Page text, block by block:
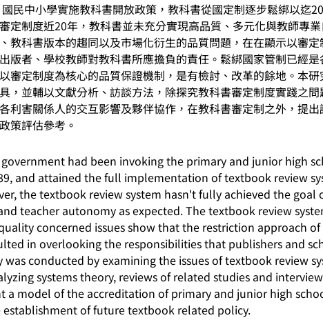
中小學實施教科書開放政策，教科書從國定制逐步鬆綁以迄
定制度近20年，教科書並未充分實現高品質、多元化與教師專
教科書版本的趨同以及市場化衍生的品質問題，在在顯示以審
版者、學校教師對教科書所應擔負的責任。鬆綁國家管制已經
審定制度為核心的品質保證機制，是有檢討、改革的餘地。本
，並輔以文獻分析、訪談方法，除探究教科書審定制度實踐之
利害關係人的交互影響及夥伴協作，在教科書審定制之外，提
策評估參考。
had been invoking the primary and junior high
and attained the full implementation of textbook review
the textbook review system hasn't fully achieved the goal
teacher autonomy as expected. The textbook review
concerned issues show that the restriction approach
in overlooking the responsibilities that publishers and
was conducted by examining the issues of textbook review
systems theory, reviews of related studies and
a model of the accreditation of primary and junior high
of future textbook related policy.